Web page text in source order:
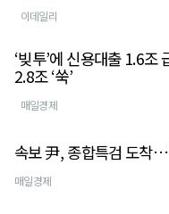
이데일리
‘빚투’에 신용대출 1.6
2.8조 ‘쑥’
매일경제
속보 尹, 종합특검 도착
매일경제